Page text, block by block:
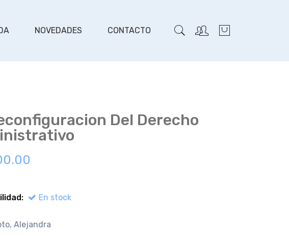
NOVEDADES CONTACTO
Del Derecho
En stock
Alejandra